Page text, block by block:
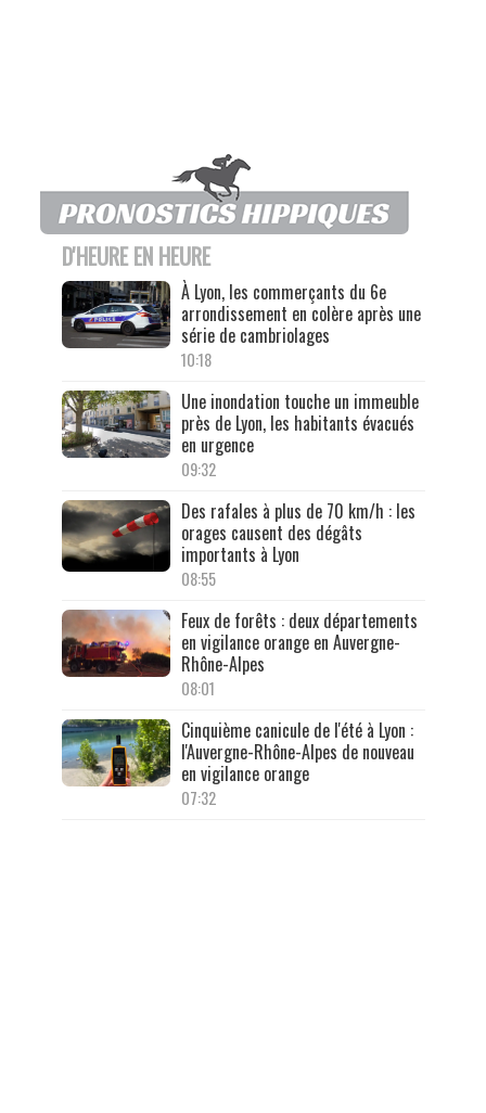
D'HEURE EN HEURE
À Lyon, les commerçants du 6e
arrondissement en colère après une
série de cambriolages
10:18
Une inondation touche un immeuble
près de Lyon, les habitants évacués
en urgence
09:32
Des rafales à plus de 70 km/h : les
orages causent des dégâts
importants à Lyon
08:55
Feux de forêts : deux départements
en vigilance orange en Auvergne-
Rhône-Alpes
08:01
Cinquième canicule de l'été à Lyon :
l'Auvergne-Rhône-Alpes de nouveau
en vigilance orange
07:32